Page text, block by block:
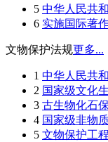
5 中华人民共
6 实施国际著
文物保护法规更多...
1 中华人民共
2 国家级文化
3 古生物化石
4 国家级非物
5 文物保护工